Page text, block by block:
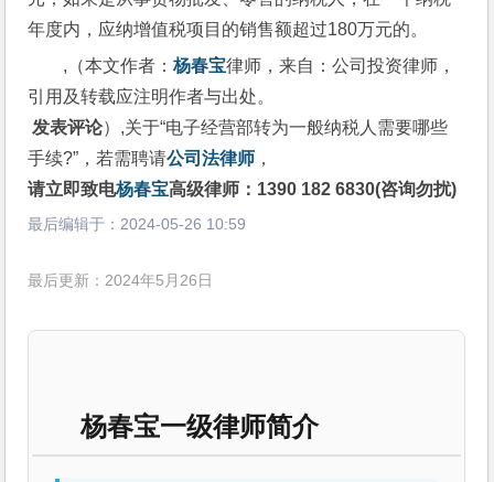
年度内，应纳增值税项目的销售额超过180万元的。
,（本文作者：杨春宝律师，来自：公司投资律师，
引用及转载应注明作者与出处。
发表评论）,关于“电子经营部转为一般纳税人需要哪些
手续?”，若需聘请公司法律师 ，
请立即致电杨春宝高级律师：1390 182 6830(咨询勿扰)
最后编辑于： 2024-05-26 10:59
最后更新：2024年5月26日
杨春宝一级律师简介